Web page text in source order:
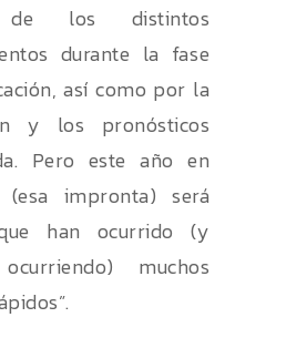
de los distintos
durante la fase
así como por la
y los pronósticos
Pero este año en
(esa impronta) será
han ocurrido (y
muchos